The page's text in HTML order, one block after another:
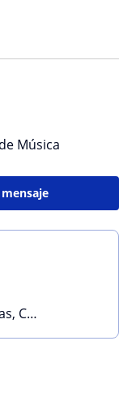
Música
Montevideo, Buceo, Punta Carretas, Ciudad Vieja, Chacarita, Malvín Norte, Maroñas